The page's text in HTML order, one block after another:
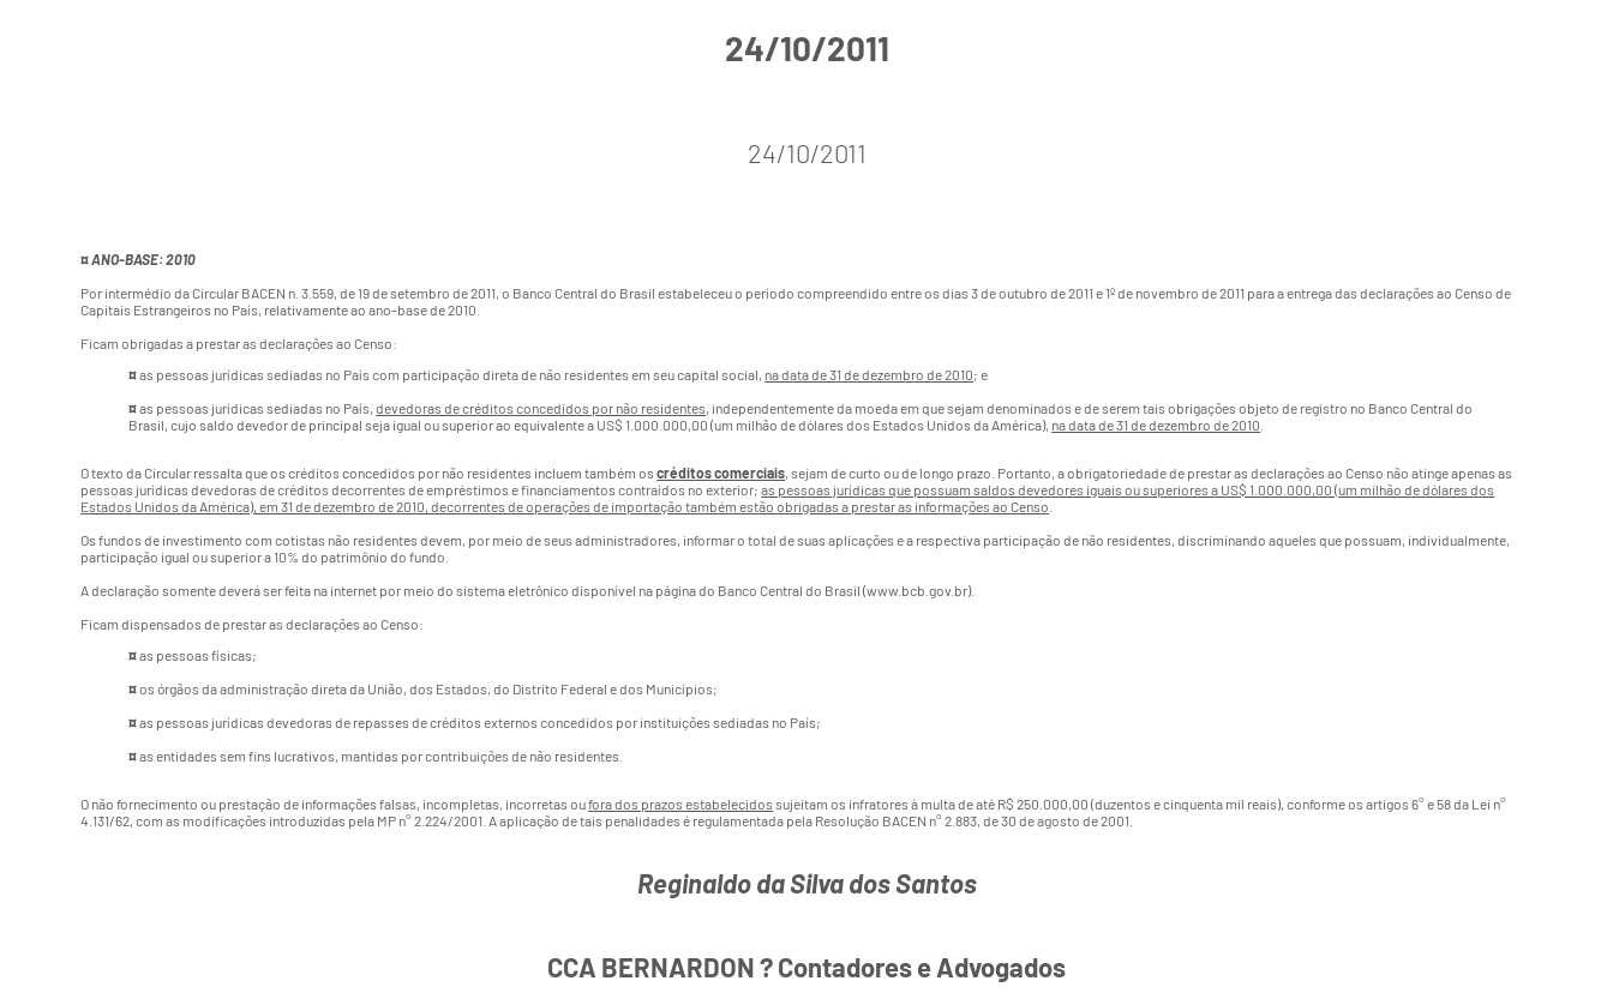
24/10/2011
24/10/2011
¤ANO-BASE: 2010
Por intermédio daCircular BACEN n. 3.559, de 19 de setembro de 2011, o Banco Central do Brasil estabeleceu o período compreendido entre os dias 3 de outubro de 2011 e 1º de novembro de 2011 para a entrega das declarações ao Censo de
Capitais Estrangeiros no País, relativamente ao ano-base de 2010.
Ficam obrigadas a prestar as declarações ao Censo:
¤as pessoas jurídicas sediadas no País com participação direta de não residentes em seu capital social, na data de 31 de dezembro de 2010; e
¤as pessoas jurídicas sediadas no País,devedoras de créditos concedidos por não residentes, independentemente da moeda em que sejam denominados e de serem tais obrigações objeto de registro no Banco Central do
Brasil, cujo saldo devedor de principal seja igual ou superior ao equivalente a US$ 1.000.000,00 (um milhão de dólares dos Estados Unidos da América), na data de 31 de dezembro de 2010
O texto da Circular ressalta que os créditos concedidos por não residentes incluem também oscréditos comerciais, sejam de curto ou de longo prazo. Portanto, a obrigatoriedade de prestar as declarações ao Censo não atinge apenas as
pessoas jurídicas devedoras de créditos decorrentes de empréstimos e financiamentos contraídos no exterior;as pessoas jurídicas que possuam saldos devedores iguais ou superiores a US$ 1.000.000,00 (um milhão de dólares dos
Estados Unidos da América), em 31 de dezembro de 2010, decorrentes de operações de importação também estão obrigadas a prestar as informações ao Censo
Os fundos de investimento com cotistas não residentes devem, por meio de seus administradores, informar o total de suas aplicações e a respectiva participação de não residentes, discriminando aqueles que possuam, individualmente,
participação igual ou superior a 10% do patrimônio do fundo.
A declaração somente deverá ser feita na internet por meio do sistema eletrônico disponível na página do Banco Central do Brasil (www.bcb.gov.br).
Ficam dispensados de prestar as declarações ao Censo:
¤as pessoas físicas;
¤os órgãos da administração direta da União, dos Estados, do Distrito Federal e dos Municípios;
¤as pessoas jurídicas devedoras de repasses de créditos externos concedidos por instituições sediadas no País;
¤as entidades sem fins lucrativos, mantidas por contribuições de não residentes.
O não fornecimento ou prestação de informações falsas, incompletas, incorretas oufora dos prazos estabelecidos sujeitam os infratores à multa de até R$ 250.000,00 (duzentos e cinquenta mil reais), conforme os artigos 6° e 58 da Lei n°
4.131/62, com as modificações introduzidas pela MP n° 2.224/2001. A aplicação de tais penalidades é regulamentada pela Resolução BACEN n° 2.883, de 30 de agosto de 2001.
Reginaldo da Silva dos Santos
CCA BERNARDON ? Contadores e Advogados